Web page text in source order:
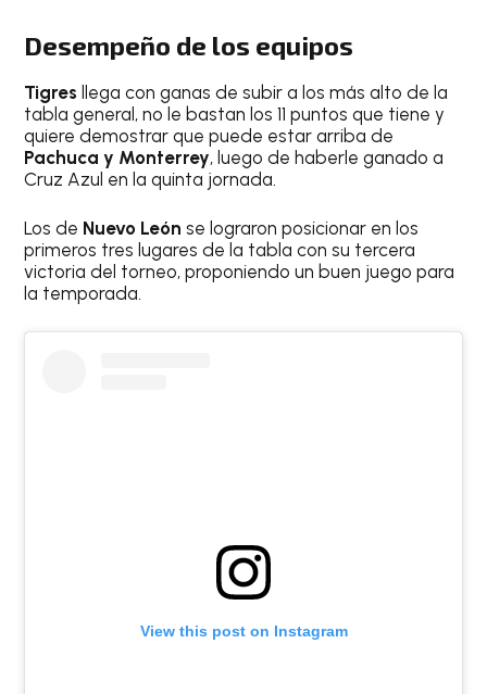
Desempeño de los equipos
Tigresllega con ganas de subir a los más alto de la
tabla general, no le bastan los 11 puntos que tiene y
quiere demostrar que puede estar arriba de
Pachuca y Monterrey, luego de haberle ganado a
Cruz Azul en la quinta jornada.
Los de Nuevo León se lograron posicionar en los
primeros tres lugares de la tabla con su tercera
victoria del torneo, proponiendo un buen juego para
la temporada.
View this post on Instagram